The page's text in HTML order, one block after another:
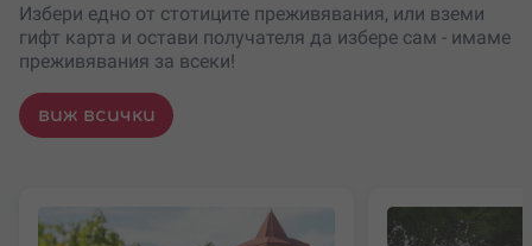
Избери едно от стотиците преживявания, или вземи
гифт карта и остави получателя да избере сам - имаме
преживявания за всеки!
виж всички